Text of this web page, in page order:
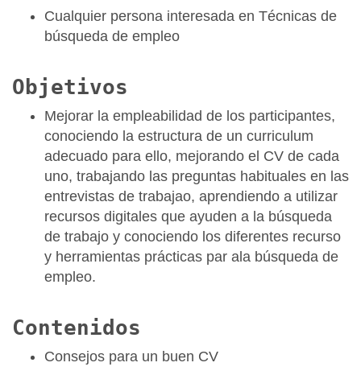
Cualquier persona interesada en Técnicas de
búsqueda de empleo
Objetivos
Mejorar la empleabilidad de los participantes,
conociendo la estructura de un curriculum
adecuado para ello, mejorando el CV de cada
uno, trabajando las preguntas habituales en las
entrevistas de trabajao, aprendiendo a utilizar
recursos digitales que ayuden a la búsqueda
de trabajo y conociendo los diferentes recurso
y herramientas prácticas par ala búsqueda de
empleo.
Contenidos
Consejos para un buen CV